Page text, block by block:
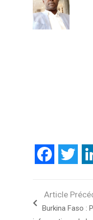
Facebook
Article
Burkina Faso :